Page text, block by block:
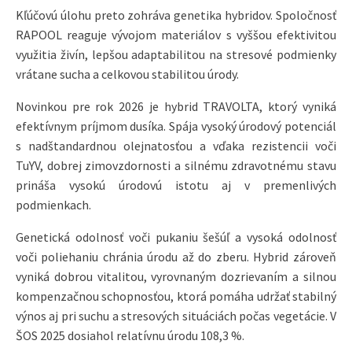
Kľúčovú úlohu preto zohráva genetika hybridov. Spoločnosť
RAPOOL reaguje vývojom materiálov s vyššou efektivitou
využitia živín, lepšou adaptabilitou na stresové podmienky
vrátane sucha a celkovou stabilitou úrody.
Novinkou pre rok 2026 je hybrid TRAVOLTA, ktorý vyniká
efektívnym príjmom dusíka. Spája vysoký úrodový potenciál
s nadštandardnou olejnatosťou a vďaka rezistencii voči
TuYV, dobrej zimovzdornosti a silnému zdravotnému stavu
prináša vysokú úrodovú istotu aj v premenlivých
podmienkach.
Genetická odolnosť voči pukaniu šešúľ a vysoká odolnosť
voči poliehaniu chránia úrodu až do zberu. Hybrid zároveň
vyniká dobrou vitalitou, vyrovnaným dozrievaním a silnou
kompenzačnou schopnosťou, ktorá pomáha udržať stabilný
výnos aj pri suchu a stresových situáciách počas vegetácie. V
ŠOS 2025 dosiahol relatívnu úrodu 108,3 %.